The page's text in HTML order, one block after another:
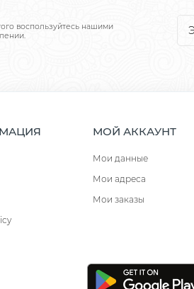
воспользуйтесь нашими
МОЙ АККАУНТ
Мои данные
Мои адреса
Мои заказы